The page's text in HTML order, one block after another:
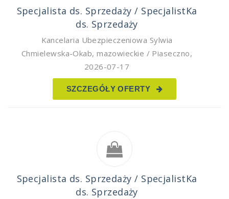
Specjalista ds. Sprzedaży / SpecjalistKa
ds. Sprzedaży
Kancelaria Ubezpieczeniowa Sylwia
Chmielewska-Okab,mazowieckie / Piaseczno,
2026-07-17
SZCZEGÓŁY OFERTY
Specjalista ds. Sprzedaży / SpecjalistKa
ds. Sprzedaży